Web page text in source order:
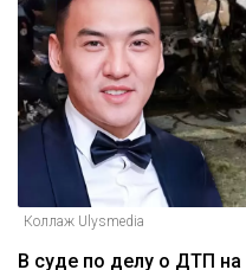
Коллаж Ulysmedia
В суде по делу о ДТП